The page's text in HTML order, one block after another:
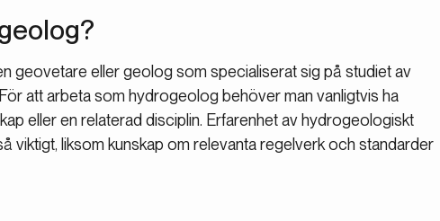
geovetare eller geolog som specialiserat sig på studiet av
att arbeta som hydrogeolog behöver man vanligtvis ha
eller en relaterad disciplin. Erfarenhet av hydrogeologiskt
viktigt, liksom kunskap om relevanta regelverk och standarder